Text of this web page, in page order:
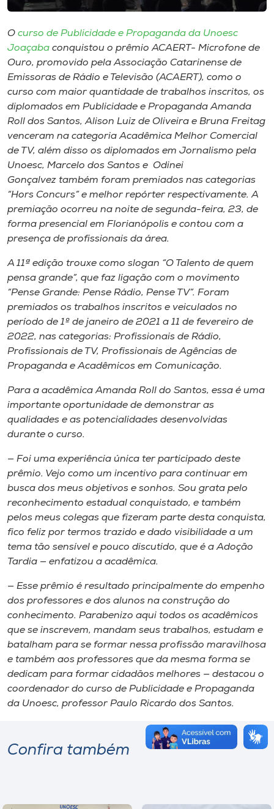
Unoesc
Store
Selecione
o idioma
A+
A-
O curso de Publicidade e Propaganda da Unoesc
Joaçaba conquistou o prêmio ACAERT- Microfone de
Ouro, promovido pela Associação Catarinense de
Emissoras de Rádio e Televisão (ACAERT), como o
curso com maior quantidade de trabalhos inscritos, os
diplomados em Publicidade e Propaganda Amanda
Roll dos Santos, Alison Luiz de Oliveira e Bruna Freitag
venceram na categoria Acadêmica Melhor Comercial
de TV, além disso os diplomados em Jornalismo pela
Unoesc, Marcelo dos Santos e Odinei
Gonçalvez também foram premiados nas categorias
“Hors Concurs” e melhor repórter respectivamente. A
premiação ocorreu na noite de segunda-feira, 23, de
forma presencial em Florianópolis e contou com a
presença de profissionais da área.
A 11ª edição trouxe como slogan “O Talento de quem
pensa grande”, que faz ligação com o movimento
“Pense Grande: Pense Rádio, Pense TV”. Foram
premiados os trabalhos inscritos e veiculados no
período de 1º de janeiro de 2021 a 11 de fevereiro de
2022, nas categorias: Profissionais de Rádio,
Profissionais de TV, Profissionais de Agências de
Propaganda e Acadêmicos em Comunicação.
Para a acadêmica Amanda Roll do Santos, essa é uma
importante oportunidade de demonstrar as
qualidades e as potencialidades desenvolvidas
durante o curso.
— Foi uma experiência única ter participado deste
prêmio. Vejo como um incentivo para continuar em
busca dos meus objetivos e sonhos. Sou grata pelo
reconhecimento estadual conquistado, e também
pelos meus colegas que fizeram parte desta conquista,
fico feliz por termos trazido e dado visibilidade a um
tema tão sensível e pouco discutido, que é a Adoção
Tardia — enfatizou a acadêmica.
— Esse prêmio é resultado principalmente do empenho
dos professores e dos alunos na construção do
conhecimento. Parabenizo aqui todos os acadêmicos
que se inscrevem, mandam seus trabalhos, estudam e
batalham para se formar nessa profissão maravilhosa
e também aos professores que da mesma forma se
dedicam para formar cidadãos melhores — destacou o
coordenador do curso de Publicidade e Propaganda
da Unoesc, professor Paulo Ricardo dos Santos.
Confira também